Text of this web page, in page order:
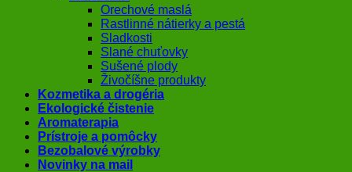
Orechové maslá
Rastlinné nátierky a pestá
Sladkosti
Slané chuťovky
Sušené plody
Živočíšne produkty
Kozmetika a drogéria
Ekologické čistenie
Aromaterapia
Prístroje a pomôcky
Bezobalové výrobky
Novinky na mail